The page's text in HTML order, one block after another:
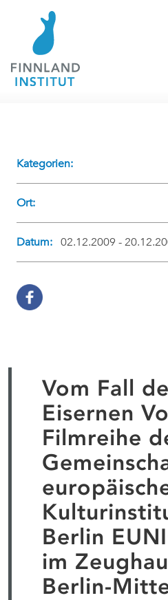
Kategorien:
Ort:
Datum: 02.12.2009 -
Vom Fall
Eisernen
Filmreihe
Berlin
im
Berlin-